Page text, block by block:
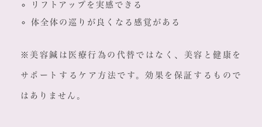
リフトアップを実感できる
体全体の巡りが良くなる感覚がある
※美容鍼は医療行為の代替ではなく、美容と健康を
サポートするケア方法です。効果を保証するもので
はありません。